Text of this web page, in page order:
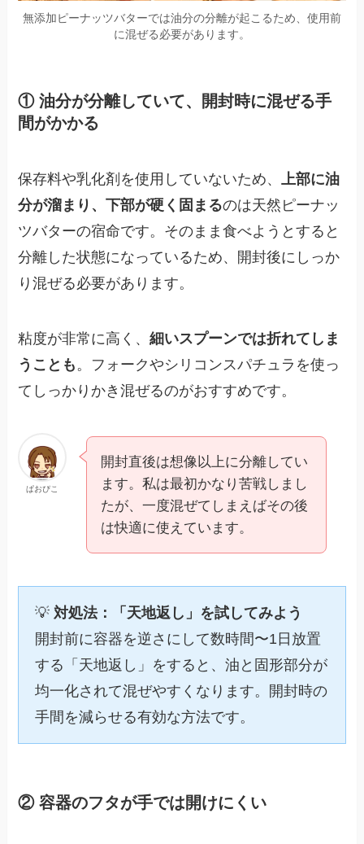
無添加ピーナッツバターでは油分の分離が起こるため、使用前
に混ぜる必要があります。
① 油分が分離していて、開封時に混ぜる手
間がかかる
保存料や乳化剤を使用していないため、上部に油
分が溜まり、下部が硬く固まるのは天然ピーナッ
ツバターの宿命です。そのまま食べようとすると
分離した状態になっているため、開封後にしっか
り混ぜる必要があります。
粘度が非常に高く、細いスプーンでは折れてしま
うことも。フォークやシリコンスパチュラを使っ
てしっかりかき混ぜるのがおすすめです。
ぱおぴこ
開封直後は想像以上に分離してい
ます。私は最初かなり苦戦しまし
たが、一度混ぜてしまえばその後
は快適に使えています。
💡 対処法：「天地返し」を試してみよう
開封前に容器を逆さにして数時間〜1日放置
する「天地返し」をすると、油と固形部分が
均一化されて混ぜやすくなります。開封時の
手間を減らせる有効な方法です。
② 容器のフタが手では開けにくい